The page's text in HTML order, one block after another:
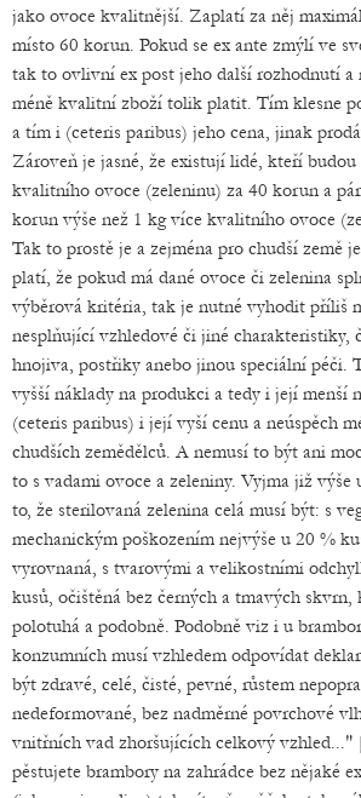
jako ovoce kvalitnější. Zaplatí za něj
místo 60 korun. Pokud se ex ante zmýlí ve
tak to ovlivní ex post jeho další rozhodnutí a
méně kvalitní zboží tolik platit. Tím klesne
a tím i (ceteris paribus) jeho cena, jinak
Zároveň je jasné, že existují lidé, kteří
kvalitního ovoce (zeleninu) za 40 korun a
korun výše než 1 kg více kvalitního ovoce
Tak to prostě je a zejména pro chudší země
platí, že pokud má dané ovoce či zelenina
výběrová kritéria, tak je nutné vyhodit příliš
nesplňující vzhledové či jiné charakteristiky,
hnojiva, postřiky anebo jinou speciální péči.
vyšší náklady na produkci a tedy i její menší
(ceteris paribus) i její vyší cenu a neúspěch
chudších zemědělců. A nemusí to být ani
to s vadami ovoce a zeleniny. Vyjma již výše
to, že sterilovaná zelenina celá musí být: s
mechanickým poškozením nejvýše u 20 %
vyrovnaná, s tvarovými a velikostními
kusů, očištěná bez černých a tmavých skvrn,
polotuhá a podobně. Podobně viz i u
konzumních musí vzhledem odpovídat
být zdravé, celé, čisté, pevné, růstem
nedeformované, bez nadměrné povrchové
vnitřních vad zhoršujících celkový vzhled..."
pěstujete brambory na zahrádce bez nějaké